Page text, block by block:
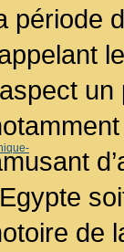
période
de